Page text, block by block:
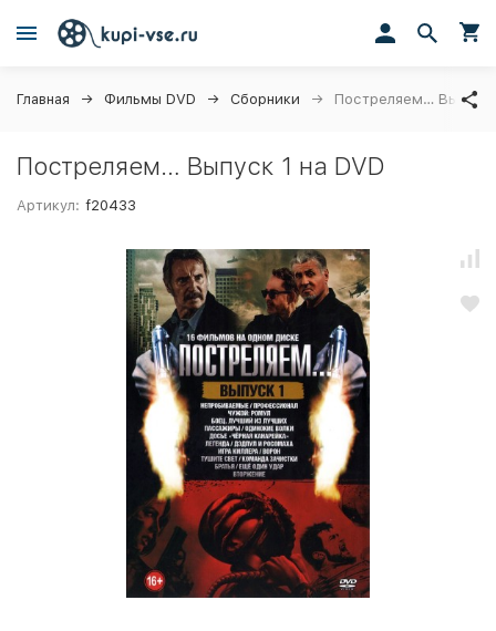
Главная Фильмы DVD Сборники Постреляем… Выпуск
Постреляем… Выпуск 1 на DVD
Артикул: f20433